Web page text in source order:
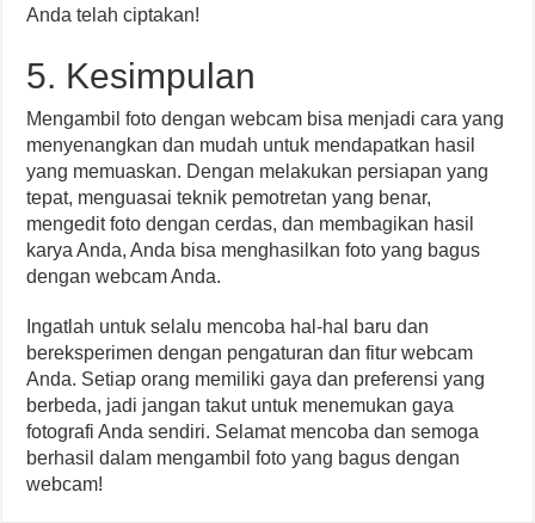
Anda telah ciptakan!
5. Kesimpulan
Mengambil foto dengan webcam bisa menjadi cara yang
menyenangkan dan mudah untuk mendapatkan hasil
yang memuaskan. Dengan melakukan persiapan yang
tepat, menguasai teknik pemotretan yang benar,
mengedit foto dengan cerdas, dan membagikan hasil
karya Anda, Anda bisa menghasilkan foto yang bagus
dengan webcam Anda.
Ingatlah untuk selalu mencoba hal-hal baru dan
bereksperimen dengan pengaturan dan fitur webcam
Anda. Setiap orang memiliki gaya dan preferensi yang
berbeda, jadi jangan takut untuk menemukan gaya
fotografi Anda sendiri. Selamat mencoba dan semoga
berhasil dalam mengambil foto yang bagus dengan
webcam!